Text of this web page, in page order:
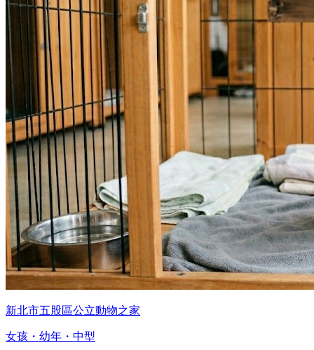
新北市五股區公立動物之家
女孩・幼年・中型